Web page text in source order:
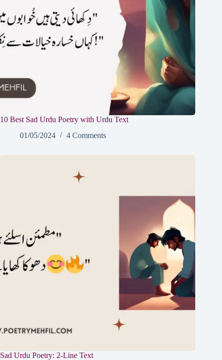
10 Best Sad Urdu Poetry with Urdu Text
01/05/2024
4 Comments
Sad Urdu Poetry: 2-Line Text